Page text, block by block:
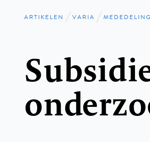
Kruimelpad
ARTIKELEN VARIA